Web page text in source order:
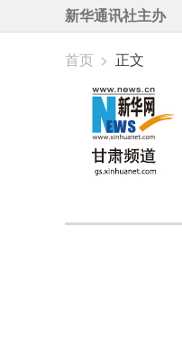
新华通讯社主办
首页 > 正文